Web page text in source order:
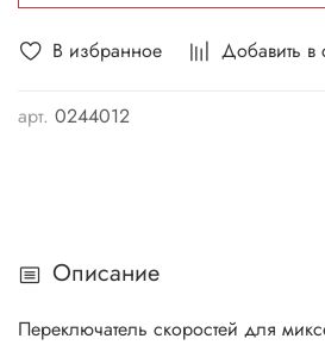
В избранное Добавить в
арт. 0244012
Описание
Переключатель скоростей для